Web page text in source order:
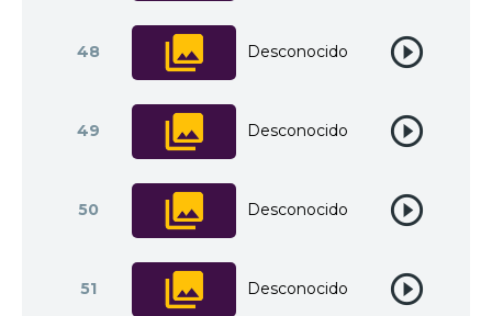
48 Desconocido
49 Desconocido
50 Desconocido
51 Desconocido